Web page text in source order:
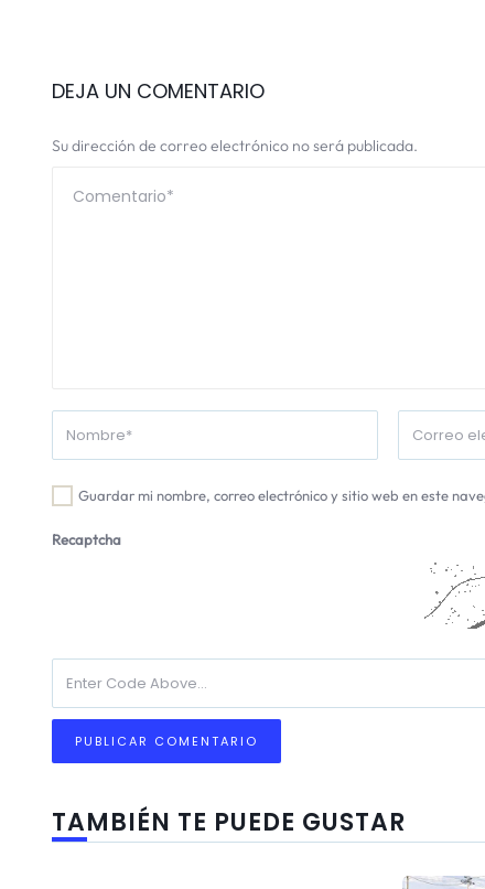
DEJA UN COMENTARIO
Su dirección de correo electrónico no será publicada.
Guardar mi nombre, correo electrónico y sitio web en este
Recaptcha
TAMBIÉN TE PUEDE GUSTAR